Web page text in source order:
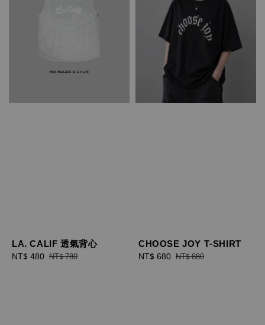
LA. CALIF 透氣背心
Sale
NT$ 480 Regular
NT$ 780
CHOOSE JOY T-SHIRT
Sale
NT$ 680 Regular
NT$ 880